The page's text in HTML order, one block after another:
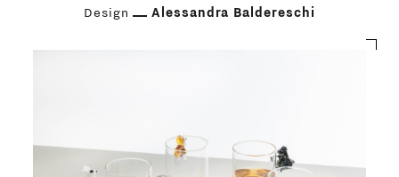
Design Alessandra Baldereschi